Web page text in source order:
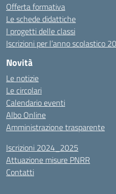
Offerta formativa
Le schede didattiche
I progetti delle classi
Iscrizioni per l’anno scolastico
Novità
Le notizie
Le circolari
Calendario eventi
Albo Online
Amministrazione trasparente
Iscrizioni 2024_2025
Attuazione misure PNRR
Contatti